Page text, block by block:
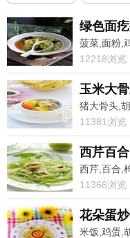
绿色面
菠菜,面粉,
12218浏览
玉米大
猪大骨头,
11381浏览
西芹百合
11366浏览
花朵蛋
米饭,鸡蛋,